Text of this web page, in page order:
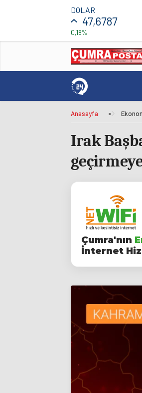
DOLAR
47,6787
0,18%
Anasayfa »
Irak
Çumra'nın
İnternet